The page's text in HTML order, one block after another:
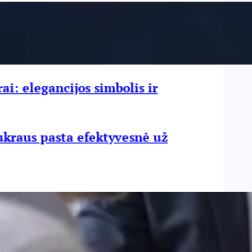
elegancijos simbolis ir
pasta efektyvesnė už